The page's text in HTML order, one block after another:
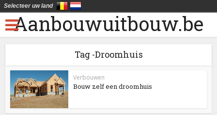
Aanbouwuitbouw.be
Tag -Droomhuis
Verbouwen
Bouw zelf een droomhuis
Selecteer uw land